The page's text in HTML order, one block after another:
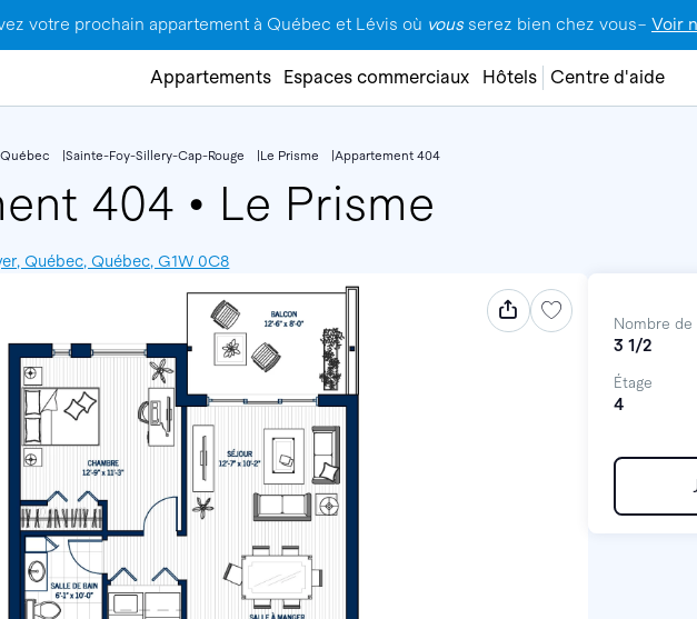
votre prochain appartement à Québec et Lévis où vous serez bien chez vous– Voir
Appartements Espaces commerciaux Hôtels Centre d'aide
Québec Sainte-Foy-Sillery-Cap-Rouge Le Prisme Appartement 404
404 • Le Prisme
Québec, Québec, G1W 0C8
Nombre de
3 1/2
Étage
4